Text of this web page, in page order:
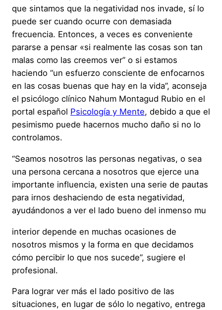
que sintamos que la negatividad nos invade, sí lo
puede ser cuando ocurre con demasiada
frecuencia. Entonces, a veces es conveniente
pararse a pensar «si realmente las cosas son tan
malas como las creemos ver” o si estamos
haciendo “un esfuerzo consciente de enfocarnos
en las cosas buenas que hay en la vida”, aconseja
el psicólogo clínico Nahum Montagud Rubio en el
portal español Psicología y Mente, debido a que el
pesimismo puede hacernos mucho daño si no lo
controlamos.
“Seamos nosotros las personas negativas, o sea
una persona cercana a nosotros que ejerce una
importante influencia, existen una serie de pautas
para irnos deshaciendo de esta negatividad,
ayudándonos a ver el lado bueno del inmenso mu
interior depende en muchas ocasiones de
nosotros mismos y la forma en que decidamos
cómo percibir lo que nos sucede”, sugiere el
profesional.
Para lograr ver más el lado positivo de las
situaciones, en lugar de sólo lo negativo, entrega